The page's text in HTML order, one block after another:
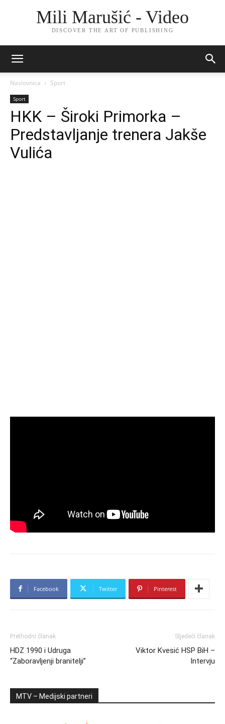
Mili Marušić - Video
DISCOVER THE ART OF PUBLISHING
Naslovnica Sport
Sport
HKK – Široki Primorka –
Predstavljanje trenera Jakše
Vulića
Facebook Twitter Pinterest
Prethodni članak
HDZ 1990 i Udruga
“Zaboravljenji branitelji”
Sljedeći članak
Viktor Kvesić HSP BiH –
Intervju
MTV – Medijski partneri